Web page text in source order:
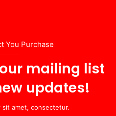
You Purchase
mailing list
updates!
sit amet, consectetur.